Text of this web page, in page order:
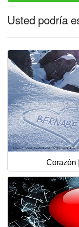
Usted podría
Corazón